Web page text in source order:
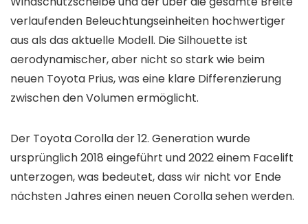
verlaufenden Beleuchtungseinheiten hochwertiger
aus als das aktuelle Modell. Die Silhouette ist
aerodynamischer, aber nicht so stark wie beim
neuen Toyota Prius, was eine klare Differenzierung
zwischen den Volumen ermöglicht.
Der Toyota Corolla der 12. Generation wurde
ursprünglich 2018 eingeführt und 2022 einem Facelift
unterzogen, was bedeutet, dass wir nicht vor Ende
nächsten Jahres einen neuen Corolla sehen werden.